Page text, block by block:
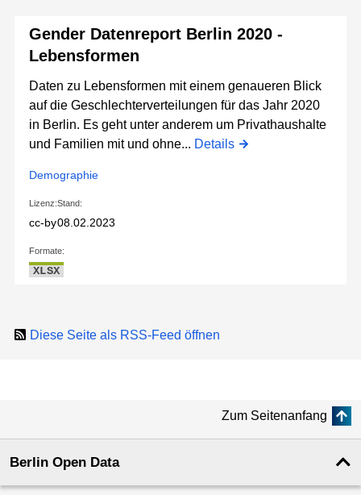
Gender Datenreport Berlin 2020 -
Lebensformen
Daten zu Lebensformen mit einem genaueren Blick
auf die Geschlechterverteilungen für das Jahr 2020
in Berlin. Es geht unter anderem um Privathaushalte
und Familien mit und ohne... Details
Demographie
Lizenz:
cc-by
Stand:
08.02.2023
Formate:
XLSX
Diese Seite als RSS-Feed öffnen
Zum Seitenanfang
Berlin Open Data